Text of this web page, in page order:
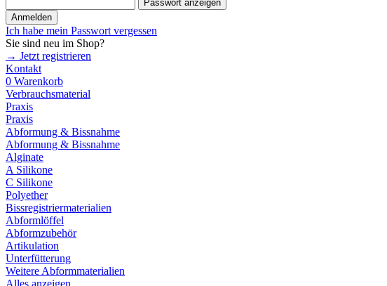
Passwort anzeigen
Anmelden
Ich habe mein Passwort vergessen
Sie sind neu im Shop?
→ Jetzt registrieren
Kontakt
0 Warenkorb
Verbrauchsmaterial
Praxis
Praxis
Abformung & Bissnahme
Abformung & Bissnahme
Alginate
A Silikone
C Silikone
Polyether
Bissregistriermaterialien
Abformlöffel
Abformzubehör
Artikulation
Unterfütterung
Weitere Abformmaterialien
Alles anzeigen